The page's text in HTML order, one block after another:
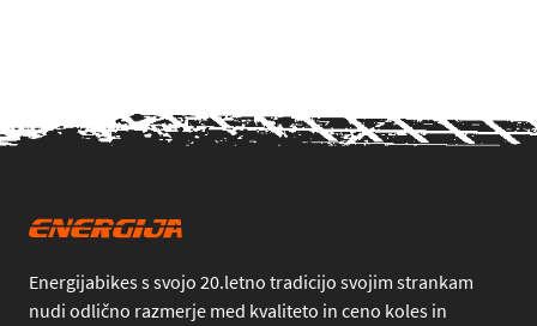
Energijabikes s svojo 20.letno tradicijo svojim strankam
nudi odlično razmerje med kvaliteto in ceno koles in